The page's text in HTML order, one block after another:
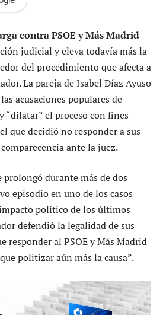
contra PSOE y Más Madrid
judicial y eleva todavía más la
del procedimiento que afecta a
La pareja de Isabel Díaz Ayuso
acusaciones populares de
el proceso con fines
que decidió no responder a sus
ante la juez.
prolongó durante más de dos
episodio en uno de los casos
político de los últimos
defendió la legalidad de sus
responder al PSOE y Más Madrid
politizar aún más la causa”.